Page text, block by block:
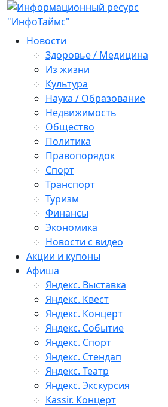
Новости
Здоровье / Медицина
Из жизни
Культура
Наука / Образование
Недвижимость
Общество
Политика
Правопорядок
Спорт
Транспорт
Туризм
Финансы
Экономика
Новости с видео
Акции и купоны
Афиша
Яндекс. Выставка
Яндекс. Квест
Яндекс. Концерт
Яндекс. Событие
Яндекс. Спорт
Яндекс. Стендап
Яндекс. Театр
Яндекс. Экскурсия
Kassir. Концерт